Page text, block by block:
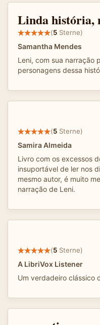
Linda história,
(5 Sterne)
Samantha Mendes
Leni, com sua narração
personagens dessa
(5 Sterne)
Samira Almeida
Livro com os excessos
insuportável de ler nos
mesmo autor, é muito
narração de Leni.
(5 Sterne)
A LibriVox Listener
Um verdadeiro clássico